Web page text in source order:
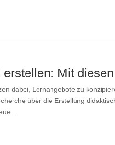
Mit diesen
dabei, Lernangebote zu
über die Erstellung